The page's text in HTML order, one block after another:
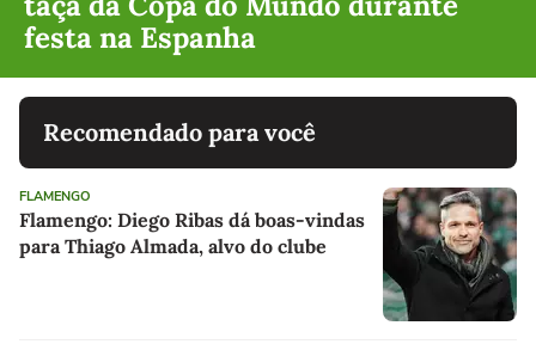
festa na Espanha
Recomendado para você
FLAMENGO
Flamengo: Diego Ribas dá boas-vindas
para Thiago Almada, alvo do clube